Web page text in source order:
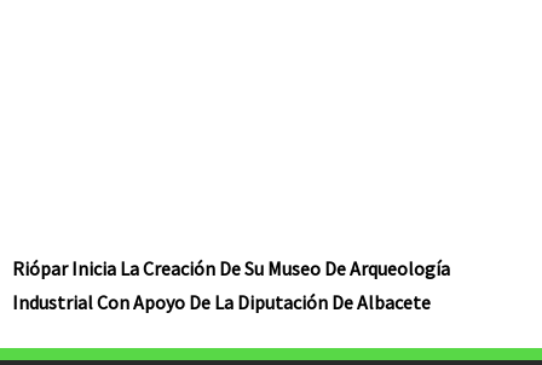
Riópar Inicia La Creación De Su Museo De Arqueología
Industrial Con Apoyo De La Diputación De Albacete